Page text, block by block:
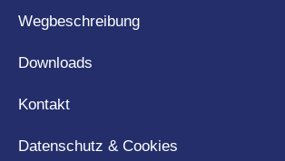
Wegbeschreibung
Downloads
Kontakt
Datenschutz & Cookies